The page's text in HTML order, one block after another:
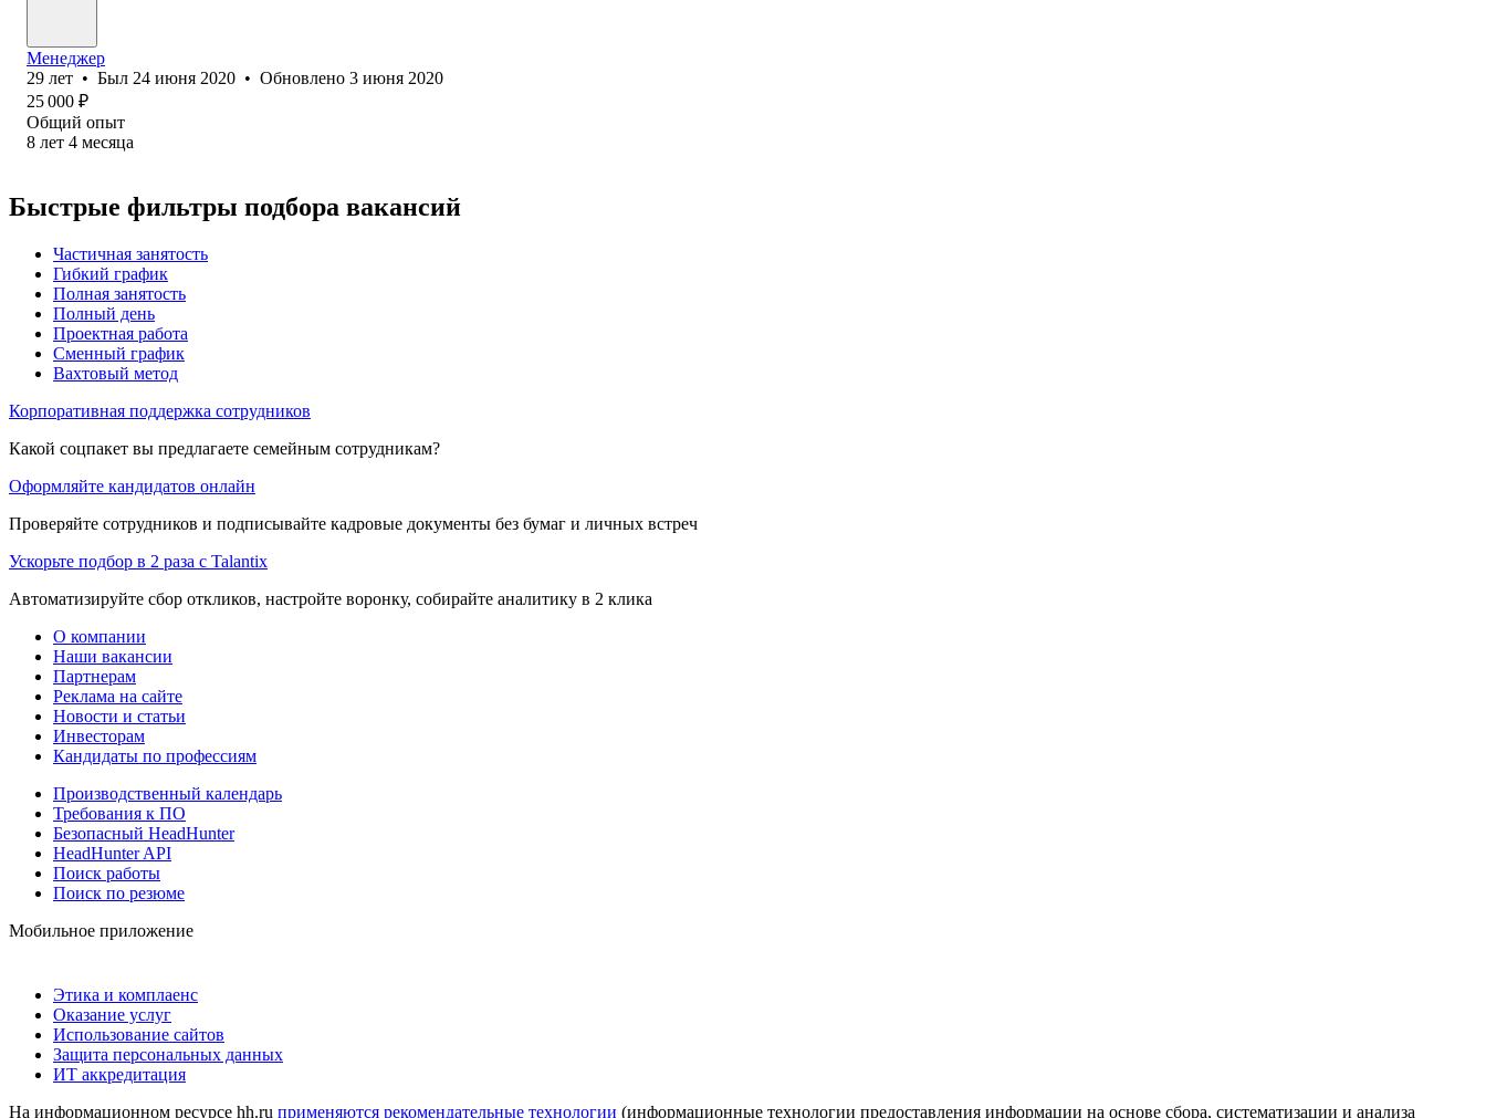
Менеджер
29 лет • Был 24 июня 2020 • Обновлено 3 июня 2020
25 000 ₽
Общий опыт
8 лет 4 месяца
Быстрые фильтры подбора вакансий
Частичная занятость
Гибкий график
Полная занятость
Полный день
Проектная работа
Сменный график
Вахтовый метод
Корпоративная поддержка сотрудников
Какой соцпакет вы предлагаете семейным сотрудникам?
Оформляйте кандидатов онлайн
Проверяйте сотрудников и подписывайте кадровые документы без бумаг и личных встреч
Ускорьте подбор в 2 раза с Talantix
Автоматизируйте сбор откликов, настройте воронку, собирайте аналитику в 2 клика
О компании
Наши вакансии
Партнерам
Реклама на сайте
Новости и статьи
Инвесторам
Кандидаты по профессиям
Производственный календарь
Требования к ПО
Безопасный HeadHunter
HeadHunter API
Поиск работы
Поиск по резюме
Мобильное приложение
Этика и комплаенс
Оказание услуг
Использование сайтов
Защита персональных данных
ИТ аккредитация
На информационном ресурсе hh.ru применяются рекомендательные технологии (информационные технологии предоставления информации на основе сбора, систематизации и анализа